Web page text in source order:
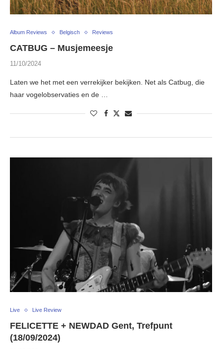
Album Reviews Belgisch Reviews
CATBUG – Musjemeesje
11/10/2024
Laten we het met een verrekijker bekijken. Net als Catbug, die
haar vogelobservaties en de …
Live Live Review
FELICETTE + NEWDAD Gent, Trefpunt
(18/09/2024)